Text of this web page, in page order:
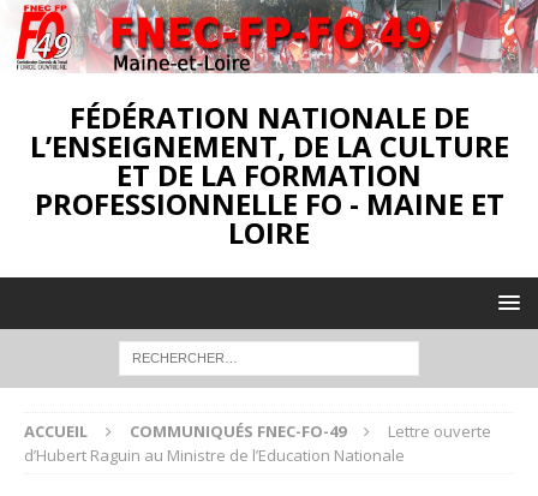
FÉDÉRATION NATIONALE DE
L’ENSEIGNEMENT, DE LA CULTURE
ET DE LA FORMATION
PROFESSIONNELLE FO - MAINE ET
LOIRE
ACCUEIL COMMUNIQUÉS FNEC-FO-49
Lettre ouverte
d’Hubert Raguin au Ministre de l’Education Nationale